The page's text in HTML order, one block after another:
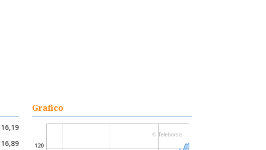
Grafico
120
© Teleborsa